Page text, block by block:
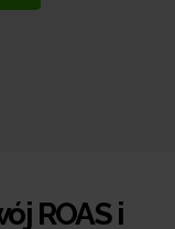
ROAS i